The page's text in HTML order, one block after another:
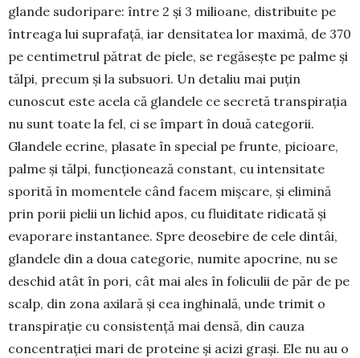
glande sudoripare: între 2 și 3 milioane, distribuite pe
întreaga lui suprafață, iar densitatea lor maximă, de 370
pe centimetrul pătrat de pie­le, se regăsește pe palme și
tălpi, pre­cum și la subsuori. Un detaliu mai puțin
cunoscut este acela că glandele ce secretă transpi­rația
nu sunt toate la fel, ci se împart în două ca­tegorii.
Glandele ecrine, plasate în special pe frunte, pi­cioare,
palme și tălpi, funcțio­nea­ză constant, cu intensitate
sporită în momentele când facem mișcare, și elimină
prin porii pielii un lichid apos, cu fluiditate ridicată și
evaporare instantanee. Spre deosebire de cele dintâi,
glandele din a doua categorie, numite apo­crine, nu se
deschid atât în pori, cât mai ales în foliculii de păr de pe
scalp, din zona axilară și cea inghinală, unde trimit o
transpirație cu consistență mai densă, din cauza
concentrației mari de proteine și acizi grași. Ele nu au o